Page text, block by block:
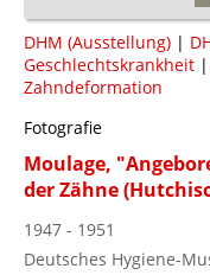
DHM (Ausstellung) |
Geschlechtskrankheit |
Zahndeformation
Fotografie
Moulage,
der Zähne
1947 - 1951
Deutsches Hygiene-